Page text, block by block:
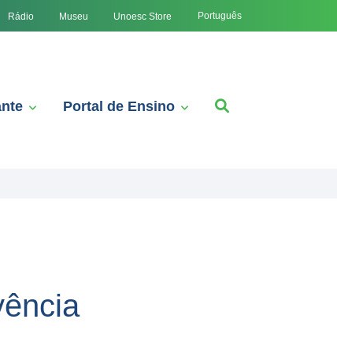
Rádio Museu Unoesc Store Português
Portal de Ensino